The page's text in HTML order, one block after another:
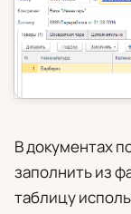
В документах
заполнить из
таблицу